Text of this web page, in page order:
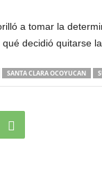
a tomar la
decidió quitarse
SANTA CLARA OCOYUCAN